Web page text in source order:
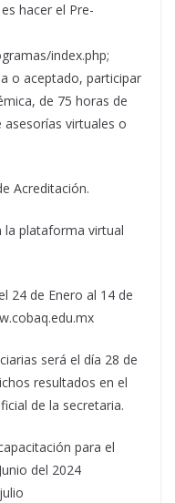
hacer el Pre-
index.php;
o aceptado, participar
de 75 horas de
virtuales o
Acreditación.
la plataforma virtual
24 de Enero al 14 de
será el día 28 de
resultados en el
de la secretaria.
para el
del 2024